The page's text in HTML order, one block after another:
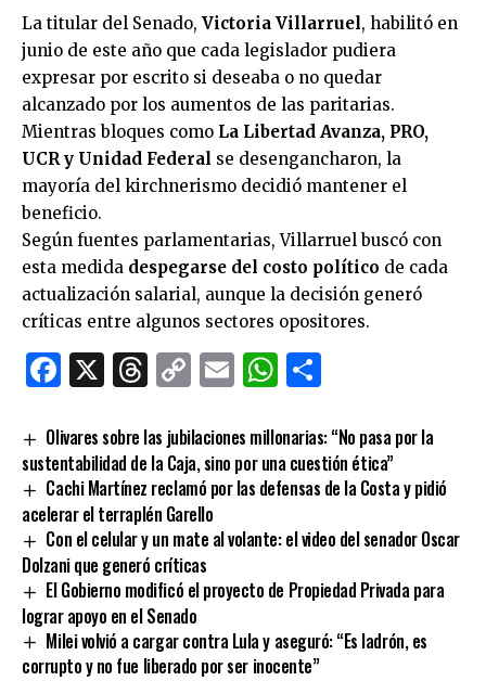
La titular del Senado, Victoria Villarruel, habilitó en
junio de este año que cada legislador pudiera
expresar por escrito si deseaba o no quedar
alcanzado por los aumentos de las paritarias.
Mientras bloques como La Libertad Avanza, PRO,
UCR y Unidad Federal se desengancharon, la
mayoría del kirchnerismo decidió mantener el
beneficio.
Según fuentes parlamentarias, Villarruel buscó con
esta medida despegarse del costo político de cada
actualización salarial, aunque la decisión generó
críticas entre algunos sectores opositores.
Facebook
X Threads
CopyEmailWhatsApp
Olivares sobre las jubilaciones millonarias: “No pasa por la
sustentabilidad de la Caja, sino por una cuestión ética”
Cachi Martínez reclamó por las defensas de la Costa y pidió
acelerar el terraplén Garello
Con el celular y un mate al volante: el video del senador Oscar
Dolzani que generó críticas
El Gobierno modificó el proyecto de Propiedad Privada para
lograr apoyo en el Senado
Milei volvió a cargar contra Lula y aseguró: “Es ladrón, es
corrupto y no fue liberado por ser inocente”